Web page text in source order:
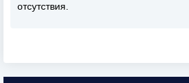
отсутствия.